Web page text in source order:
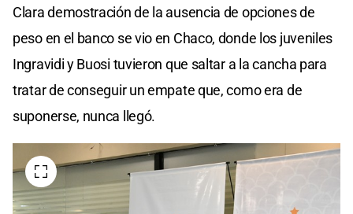
Clara demostración de la ausencia de opciones de
peso en el banco se vio en Chaco, donde los juveniles
Ingravidi y Buosi tuvieron que saltar a la cancha para
tratar de conseguir un empate que, como era de
suponerse, nunca llegó.